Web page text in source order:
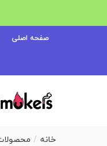
صفحه اصلی
خانه